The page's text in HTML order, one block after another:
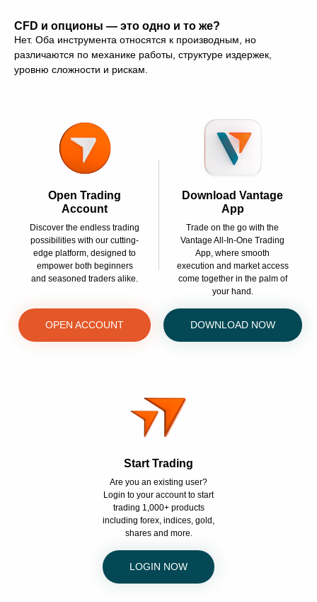
CFD и опционы — это одно и то же?
Нет. Оба инструмента относятся к производным, но
различаются по механике работы, структуре издержек,
уровню сложности и рискам.
Open Trading
Account
Discover the endless trading
possibilities with our cutting-
edge platform, designed to
empower both beginners
and seasoned traders alike.
OPEN ACCOUNT
Download Vantage
App
Trade on the go with the
Vantage All-In-One Trading
App, where smooth
execution and market access
come together in the palm of
your hand.
DOWNLOAD NOW
Start Trading
Are you an existing user?
Login to your account to start
trading 1,000+ products
including forex, indices, gold,
shares and more.
LOGIN NOW